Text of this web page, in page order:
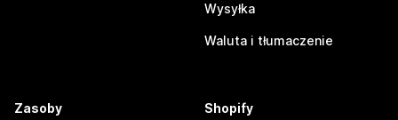
Wysyłka
Waluta i tłumaczenie
Zasoby Shopify